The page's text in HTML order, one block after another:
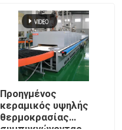
Προηγμένος
κεραμικός υψηλής
θερμοκρασίας